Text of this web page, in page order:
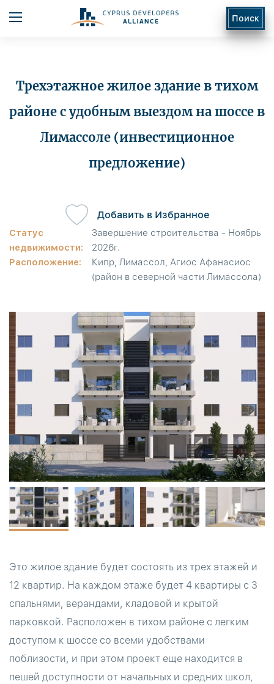
Поиск
Трехэтажное жилое здание в тихом
районе с удобным выездом на шоссе в
Лимассоле (инвестиционное
предложение)
Статус
недвижимости:
Завершение строительства - Ноябрь
2026г.
Расположение:
Кипр, Лимассол, Агиос Афанасиос
(район в северной части Лимассола)
Добавить в Избранное
Это жилое здание будет состоять из трех этажей и
12 квартир. На каждом этаже будет 4 квартиры с 3
спальнями, верандами, кладовой и крытой
парковкой. Расположен в тихом районе с легким
доступом к шоссе со всеми удобствами
поблизости, и при этом проект еще находится в
пешей доступности от начальных и средних школ,